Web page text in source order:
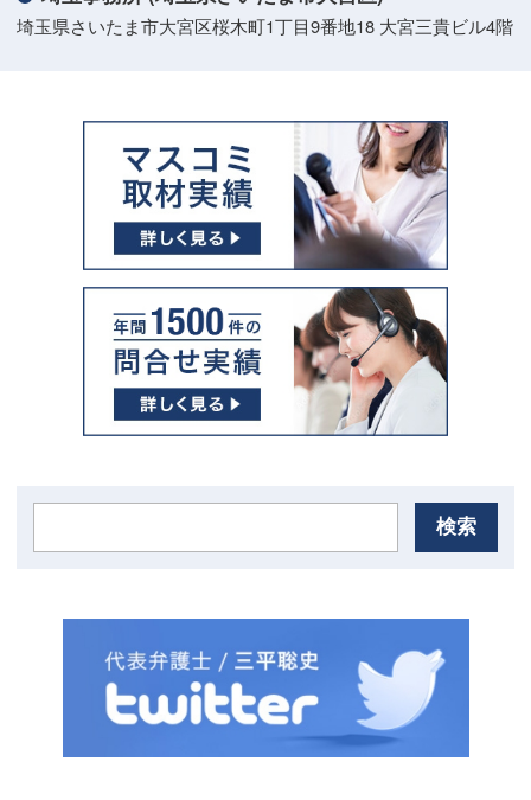
埼玉県さいたま市大宮区桜木町1丁目9番地18 大宮三貴ビル4階
検索